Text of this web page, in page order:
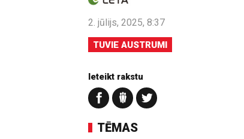
2. jūlijs, 2025, 8:37
TUVIE AUSTRUMI
Ieteikt rakstu
TĒMAS